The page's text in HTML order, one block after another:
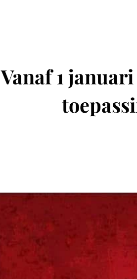
Vanaf 1